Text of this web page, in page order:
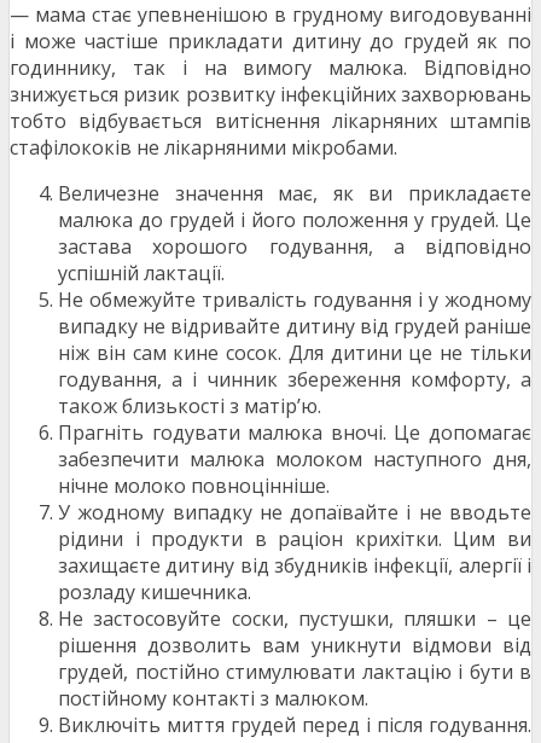
— мама стає упевненішою в грудному вигодовуванні
і може частіше прикладати дитину до грудей як по
годиннику, так і на вимогу малюка. Відповідно
знижується ризик розвитку інфекційних захворювань
тобто відбувається витіснення лікарняних штампів
стафілококів не лікарняними мікробами.
Величезне значення має, як ви прикладаєте
малюка до грудей і його положення у грудей. Це
застава хорошого годування, а відповідно
успішній лактації.
Не обмежуйте тривалість годування і у жодному
випадку не відривайте дитину від грудей раніше
ніж він сам кине сосок. Для дитини це не тільки
годування, а і чинник збереження комфорту, а
також близькості з матір’ю.
Прагніть годувати малюка вночі. Це допомагає
забезпечити малюка молоком наступного дня,
нічне молоко повноцінніше.
У жодному випадку не допаївайте і не вводьте
рідини і продукти в раціон крихітки. Цим ви
захищаєте дитину від збудників інфекції, алергії і
розладу кишечника.
Не застосовуйте соски, пустушки, пляшки – це
рішення дозволить вам уникнути відмови від
грудей, постійно стимулювати лактацію і бути в
постійному контакті з малюком.
Виключіть миття грудей перед і після годування.